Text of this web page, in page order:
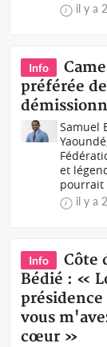
il y a
Info
préférée
Samuel
et
pourrait
il y a
Info
Côte
Bédié : «
vous
cœur »